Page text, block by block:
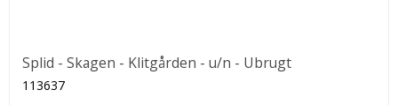
Splid - Skagen - Klitgården - u/n - Ubrugt
113637